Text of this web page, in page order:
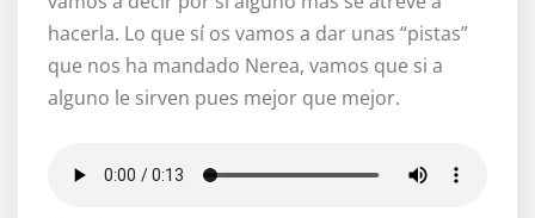
hacerla. Lo que sí os vamos a dar unas “pistas”
que nos ha mandado Nerea, vamos que si a
alguno le sirven pues mejor que mejor.